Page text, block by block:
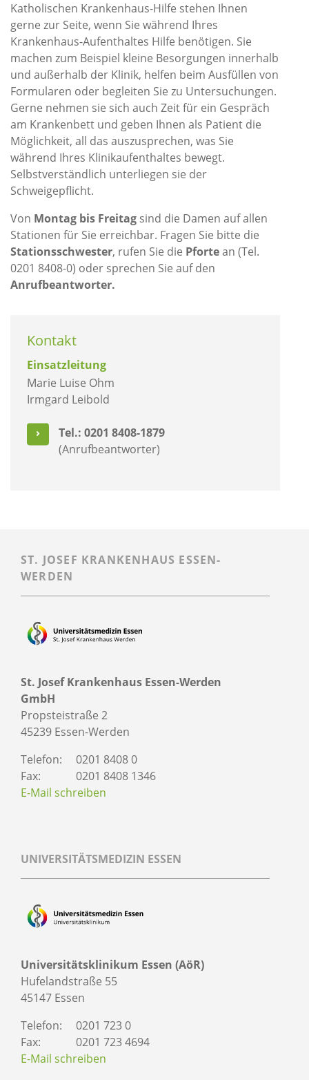
Katholischen Krankenhaus-Hilfe stehen Ihnen
gerne zur Seite, wenn Sie während Ihres
Krankenhaus-Aufenthaltes Hilfe benötigen. Sie
machen zum Beispiel kleine Besorgungen innerhalb
und außerhalb der Klinik, helfen beim Ausfüllen von
Formularen oder begleiten Sie zu Untersuchungen.
Gerne nehmen sie sich auch Zeit für ein Gespräch
am Krankenbett und geben Ihnen als Patient die
Möglichkeit, all das auszusprechen, was Sie
während Ihres Klinikaufenthaltes bewegt.
Selbstverständlich unterliegen sie der
Schweigepflicht.
Von Montag bis Freitag sind die Damen auf allen
Stationen für Sie erreichbar. Fragen Sie bitte die
Stationsschwester, rufen Sie die Pfortean (Tel.
0201 8408-0) oder sprechen Sie auf den
Anrufbeantworter.
Kontakt
Einsatzleitung
Marie Luise Ohm
Irmgard Leibold
Tel.: 0201 8408-1879
(Anrufbeantworter)
ST. JOSEF KRANKENHAUS ESSEN-
WERDEN
St. Josef Krankenhaus Essen-Werden
GmbH
Propsteistraße 2
45239 Essen-Werden
Telefon:
0201 8408 0
Fax:
0201 8408 1346
E-Mail schreiben
UNIVERSITÄTSMEDIZIN ESSEN
Universitätsklinikum Essen (AöR)
Hufelandstraße 55
45147 Essen
Telefon:
0201 723 0
Fax:
0201 723 4694
E-Mail schreiben